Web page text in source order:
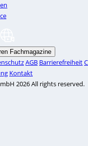
Fachmagazine
AGB Barrierefreiheit
Kontakt
2026 All rights reserved.